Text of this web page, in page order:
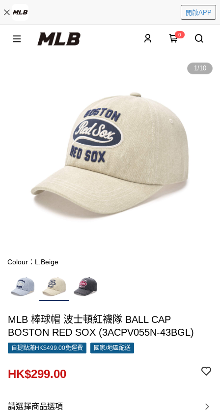
開啟APP
0
1/10
Colour：L.Beige
MLB 棒球帽 波士頓紅襪隊 BALL CAP
BOSTON RED SOX (3ACPV055N-43BGL)
自提點滿HK$499.00免運費 國家/地區配送
HK$299.00
請選擇商品選項